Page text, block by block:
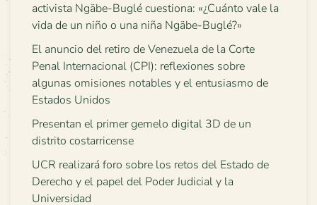
activista Ngäbe-Buglé cuestiona: «¿Cuánto vale la
vida de un niño o una niña Ngäbe-Buglé?»
El anuncio del retiro de Venezuela de la Corte
Penal Internacional (CPI): reflexiones sobre
algunas omisiones notables y el entusiasmo de
Estados Unidos
Presentan el primer gemelo digital 3D de un
distrito costarricense
UCR realizará foro sobre los retos del Estado de
Derecho y el papel del Poder Judicial y la
Universidad